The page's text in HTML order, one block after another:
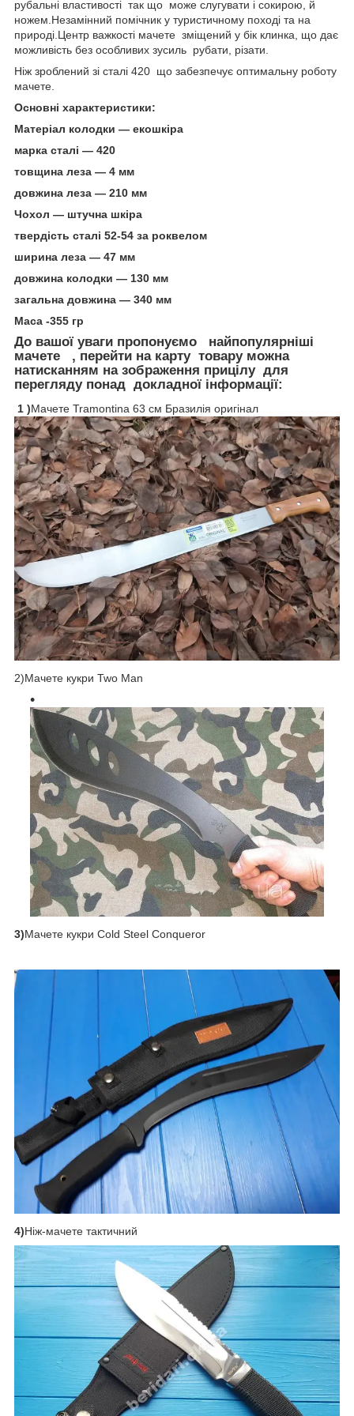
рубальні властивості так що може слугувати і сокирою, й
ножем.Незамінний помічник у туристичному поході та на
природі.Центр важкості мачете зміщений у бік клинка, що дає
можливість без особливих зусиль рубати, різати.
Ніж зроблений зі сталі 420 що забезпечує оптимальну роботу
мачете.
Основні характеристики:
Матеріал колодки — екошкіра
марка сталі — 420
товщина леза — 4 мм
довжина леза — 210 мм
Чохол — штучна шкіра
твердість сталі 52-54 за роквелом
ширина леза — 47 мм
довжина колодки — 130 мм
загальна довжина — 340 мм
Маса -355 гр
До вашої уваги пропонуємо найпопулярніші
мачете , перейти на карту товару можна
натисканням на зображення прицілу для
перегляду понад докладної інформації:
1 )Мачете Tramontina 63 см Бразилія оригінал
2)Мачете кукри Two Man
3)Мачете кукри Cold Steel Conqueror
4)Ніж-мачете тактичний